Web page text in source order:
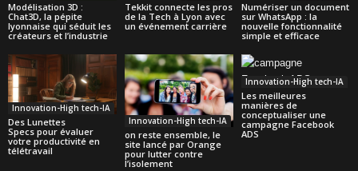
Modélisation 3D :
Chat3D, la pépite
lyonnaise qui séduit les
créateurs et l’industrie
Tekkit connecte les pros
de la Tech à Lyon avec
un événement carrière
Numériser un document
sur WhatsApp : la
nouvelle fonctionnalité
simple et efficace
Innovation-High tech-IA
Des Lunettes
Specs pour évaluer
votre productivité en
télétravail
Innovation-High tech-IA
on reste ensemble, le
site lancé par Orange
pour lutter contre
l’isolement
Innovation-High tech-IA
Les meilleures
manières de
conceptualiser une
campagne Facebook
ADS